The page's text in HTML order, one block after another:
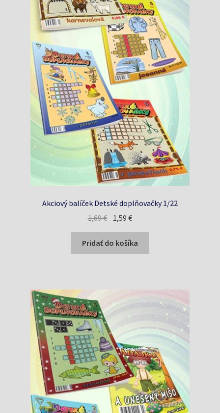
Akciový balíček Detské doplňovačky 1/22
1,69€ Pôvodná
cena
bola:
1,69 €.
1,59€Aktuálna
cena
je:
1,59 €.
Pridať do košíka